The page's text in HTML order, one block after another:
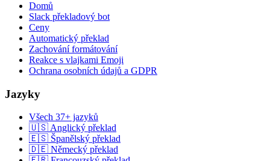
Domů
Slack překladový bot
Ceny
Automatický překlad
Zachování formátování
Reakce s vlajkami Emoji
Ochrana osobních údajů a GDPR
Jazyky
Všech 37+ jazyků
🇺🇸 Anglický překlad
🇪🇸 Španělský překlad
🇩🇪 Německý překlad